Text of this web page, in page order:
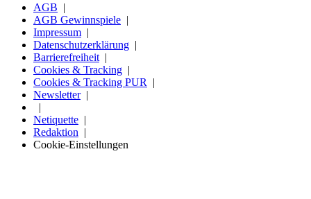
AGB
AGB Gewinnspiele
Impressum
Datenschutzerklärung
Barrierefreiheit
Cookies & Tracking
Cookies & Tracking PUR
Newsletter
Netiquette
Redaktion
Cookie-Einstellungen